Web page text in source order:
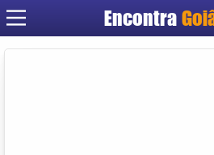
Encontra